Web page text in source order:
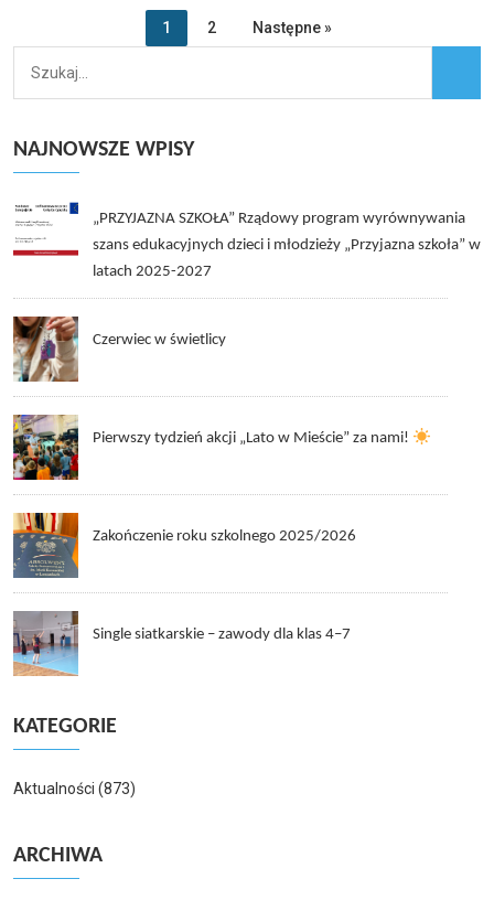
1 2 Następne »
NAJNOWSZE WPISY
„PRZYJAZNA SZKOŁA” Rządowy program wyrównywania
szans edukacyjnych dzieci i młodzieży „Przyjazna szkoła” w
latach 2025-2027
Czerwiec w świetlicy
Pierwszy tydzień akcji „Lato w Mieście” za nami!
Zakończenie roku szkolnego 2025/2026
Single siatkarskie – zawody dla klas 4–7
KATEGORIE
Aktualności (873)
ARCHIWA